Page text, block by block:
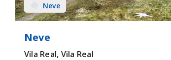
Neve
Neve
Vila Real, Vila Real